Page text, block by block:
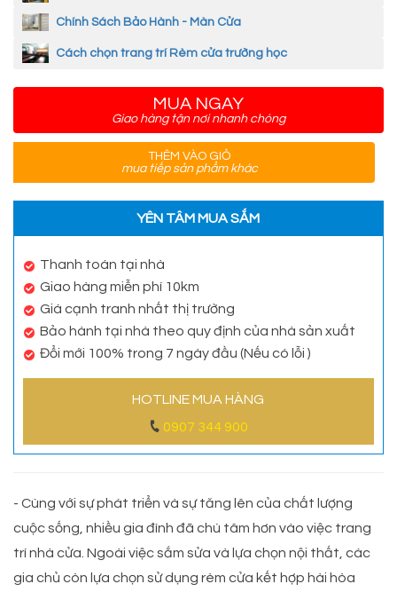
Chính Sách Bảo Hành - Màn Cửa
Cách chọn trang trí Rèm cửa trường học
MUA NGAY
Giao hàng tận nơi nhanh chóng
THÊM VÀO GIỎ
mua tiếp sản phẩm khác
YÊN TÂM MUA SẮM
Thanh toán tại nhà
Giao hàng miễn phí 10km
Giá cạnh tranh nhất thị trường
Bảo hành tại nhà theo quy định của nhà sản xuất
Đổi mới 100% trong 7 ngày đầu (Nếu có lỗi )
HOTLINE MUA HÀNG
0907 344 900
- Cùng với sự phát triển và sự tăng lên của chất lượng
cuộc sống, nhiều gia đình đã chú tâm hơn vào việc trang
trí nhà cửa. Ngoài việc sắm sửa và lựa chọn nội thất, các
gia chủ còn lựa chọn sử dụng rèm cửa kết hợp hài hòa